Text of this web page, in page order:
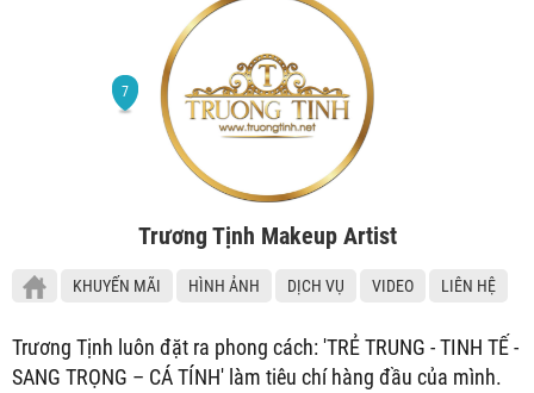
Trương Tịnh Makeup Artist
KHUYẾN MÃI HÌNH ẢNH DỊCH VỤ VIDEO LIÊN HỆ
Trương Tịnh luôn đặt ra phong cách: 'TRẺ TRUNG - TINH TẾ -
SANG TRỌNG – CÁ TÍNH' làm tiêu chí hàng đầu của mình.